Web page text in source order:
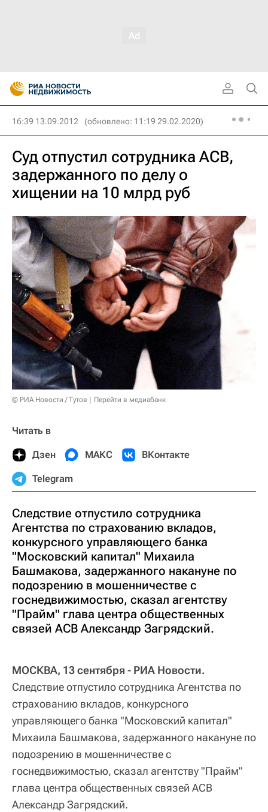
16:39 13.09.2012 (обновлено: 11:19 29.02.2020)
Суд отпустил сотрудника АСВ,
задержанного по делу о
хищении на 10 млрд руб
© РИА Новости / Тутов Перейти в медиабанк
Читать в
Дзен МАКС ВКонтакте
Telegram
Следствие отпустило сотрудника
Агентства по страхованию вкладов,
конкурсного управляющего банка
"Московский капитал" Михаила
Башмакова, задержанного накануне по
подозрению в мошенничестве с
госнедвижимостью, сказал агентству
"Прайм" глава центра общественных
связей АСВ Александр Загрядский.
МОСКВА, 13 сентября - РИА Новости.
Следствие отпустило сотрудника Агентства по
страхованию вкладов, конкурсного
управляющего банка "Московский капитал"
Михаила Башмакова, задержанного накануне по
подозрению в мошенничестве с
госнедвижимостью, сказал агентству "Прайм"
глава центра общественных связей АСВ
Александр Загрядский.